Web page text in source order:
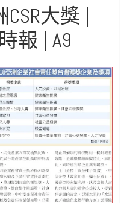
大獎 |
報 | A9